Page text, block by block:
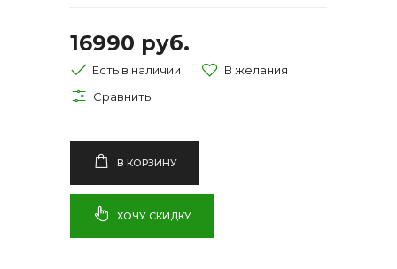
16990 руб.
Есть в наличии
В КОРЗИНУ
ХОЧУ СКИДКУ